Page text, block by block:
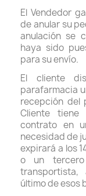
El Vendedor
de anular su
anulación se
haya sido
para su envío.
El cliente
parafarmacia
recepción del
Cliente
contrato en
necesidad de
expirará a los
o un
transportista,
último de esos